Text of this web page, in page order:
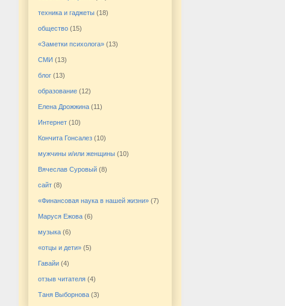
техника и гаджеты (18)
общество (15)
«Заметки психолога» (13)
СМИ (13)
блог (13)
образование (12)
Елена Дрожжина (11)
Интернет (10)
Кончита Гонсалез (10)
мужчины и/или женщины (10)
Вячеслав Суровый (8)
сайт (8)
«Финансовая наука в нашей жизни» (7)
Маруся Ежова (6)
музыка (6)
«отцы и дети» (5)
Гавайи (4)
отзыв читателя (4)
Таня Выборнова (3)